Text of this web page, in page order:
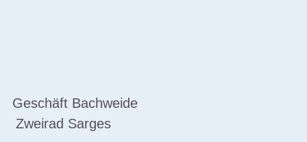
Geschäft Bachweide
Zweirad Sarges